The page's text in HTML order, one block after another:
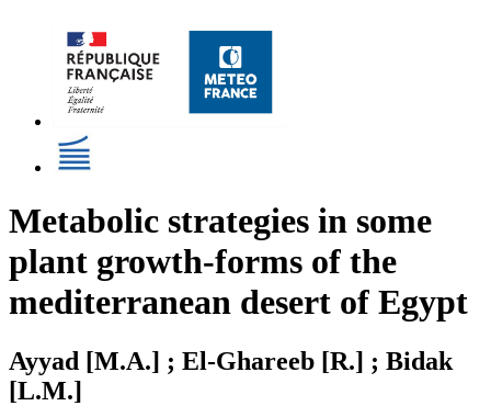
Metabolic strategies in some
plant growth-forms of the
mediterranean desert of Egypt
Ayyad [M.A.] ; El-Ghareeb [R.] ; Bidak
[L.M.]